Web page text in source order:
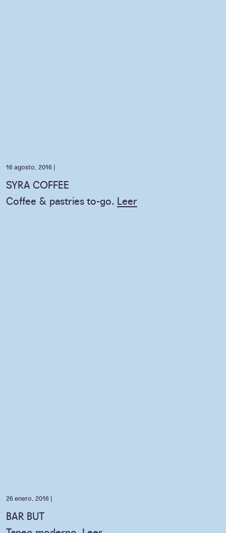
16 agosto, 2016 |
SYRA COFFEE
Coffee & pastries to-go. Leer
26 enero, 2016 |
BAR BUT